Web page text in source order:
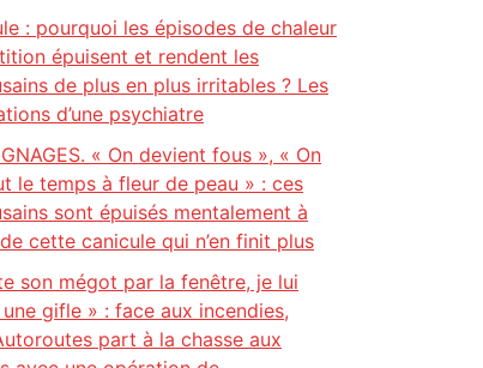
: pourquoi les épisodes de chaleur
épuisent et rendent les
de plus en plus irritables ? Les
d’une psychiatre
« On devient fous », « On
le temps à fleur de peau » : ces
sont épuisés mentalement à
cette canicule qui n’en finit plus
son mégot par la fenêtre, je lui
gifle » : face aux incendies,
part à la chasse aux